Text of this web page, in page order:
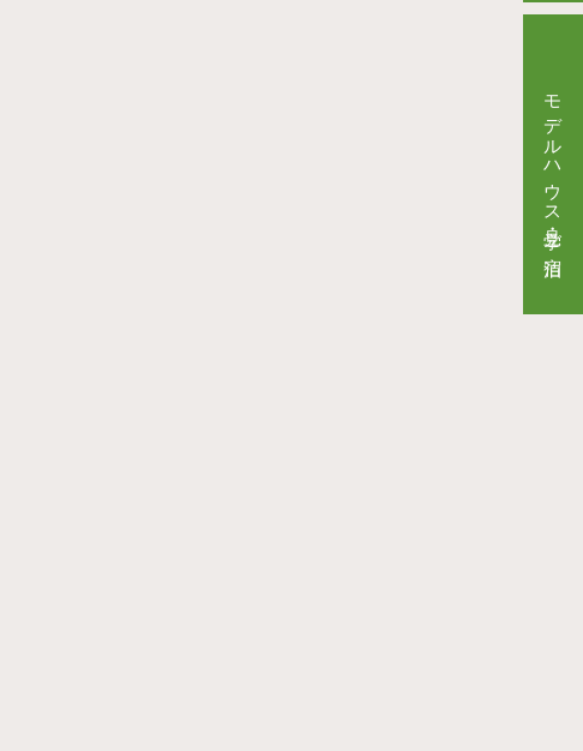
モデルハウス見学・ご宿泊